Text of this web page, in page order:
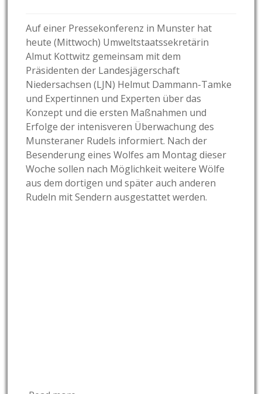
Auf einer Pressekonferenz in Munster hat
heute (Mittwoch) Umweltstaatssekretärin
Almut Kottwitz gemeinsam mit dem
Präsidenten der Landesjägerschaft
Niedersachsen (LJN) Helmut Dammann-Tamke
und Expertinnen und Experten über das
Konzept und die ersten Maßnahmen und
Erfolge der intenisveren Überwachung des
Munsteraner Rudels informiert. Nach der
Besenderung eines Wolfes am Montag dieser
Woche sollen nach Möglichkeit weitere Wölfe
aus dem dortigen und später auch anderen
Rudeln mit Sendern ausgestattet werden.